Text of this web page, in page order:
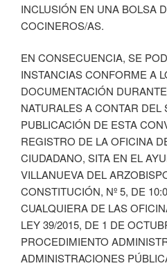
INCLUSIÓN EN UNA BOLSA
COCINEROS/AS.
EN CONSECUENCIA, SE
INSTANCIAS CONFORME A
DOCUMENTACIÓN
NATURALES A CONTAR DEL
PUBLICACIÓN DE ESTA
REGISTRO DE LA OFICINA
CIUDADANO, SITA EN EL
VILLANUEVA DEL
CONSTITUCIÓN, Nº 5, DE
CUALQUIERA DE LAS
LEY 39/2015, DE 1 DE
PROCEDIMIENTO
ADMINISTRACIONES